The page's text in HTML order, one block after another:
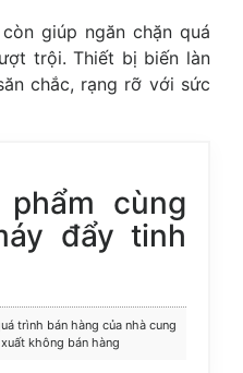
giúp ngăn chặn quá
trội. Thiết bị biến làn
chắc, rạng rỡ với sức
cùng
đẩy tinh
trình bán hàng của nhà cung
không bán hàng